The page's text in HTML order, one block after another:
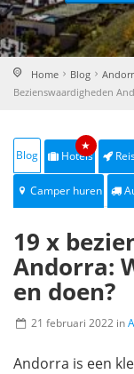
Home Blog
Bezienswaardigheden
Blog Hotels
★
Camper huren
19 x
Andorra:
en doen?
21 februari 2022 in
Andorra is een